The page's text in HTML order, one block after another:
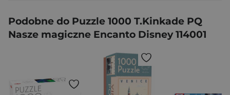
Podobne do Puzzle 1000 T.Kinkade PQ
Nasze magiczne Encanto Disney 114001